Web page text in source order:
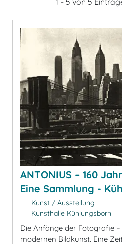
1 - 5 von 5
ANTONIUS – 160
Eine Sammlung -
Kunst / Ausstellung
Kunsthalle Kühlungsborn
Die Anfänge der Fotografie
modernen Bildkunst. Eine